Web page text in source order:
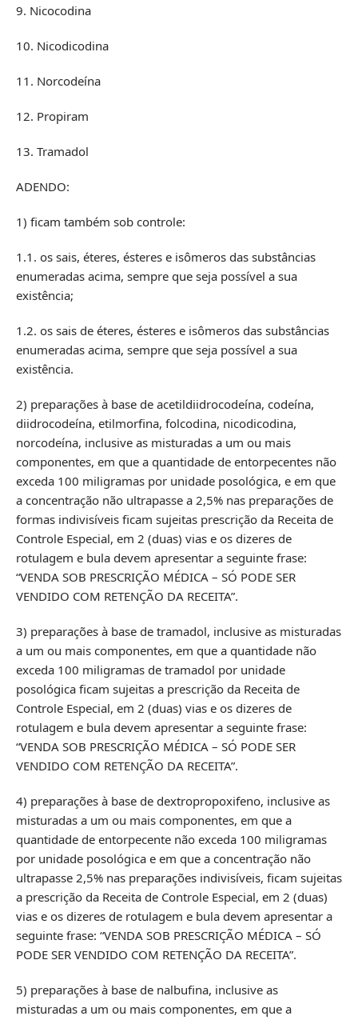
9. Nicocodina
10. Nicodicodina
11. Norcodeína
12. Propiram
13. Tramadol
ADENDO:
1) ficam também sob controle:
1.1. os sais, éteres, ésteres e isômeros das substâncias
enumeradas acima, sempre que seja possível a sua
existência;
1.2. os sais de éteres, ésteres e isômeros das substâncias
enumeradas acima, sempre que seja possível a sua
existência.
2) preparações à base de acetildiidrocodeína, codeína,
diidrocodeína, etilmorfina, folcodina, nicodicodina,
norcodeína, inclusive as misturadas a um ou mais
componentes, em que a quantidade de entorpecentes não
exceda 100 miligramas por unidade posológica, e em que
a concentração não ultrapasse a 2,5% nas preparações de
formas indivisíveis ficam sujeitas prescrição da Receita de
Controle Especial, em 2 (duas) vias e os dizeres de
rotulagem e bula devem apresentar a seguinte frase:
“VENDA SOB PRESCRIÇÃO MÉDICA – SÓ PODE SER
VENDIDO COM RETENÇÃO DA RECEITA”.
3) preparações à base de tramadol, inclusive as misturadas
a um ou mais componentes, em que a quantidade não
exceda 100 miligramas de tramadol por unidade
posológica ficam sujeitas a prescrição da Receita de
Controle Especial, em 2 (duas) vias e os dizeres de
rotulagem e bula devem apresentar a seguinte frase:
“VENDA SOB PRESCRIÇÃO MÉDICA – SÓ PODE SER
VENDIDO COM RETENÇÃO DA RECEITA”.
4) preparações à base de dextropropoxifeno, inclusive as
misturadas a um ou mais componentes, em que a
quantidade de entorpecente não exceda 100 miligramas
por unidade posológica e em que a concentração não
ultrapasse 2,5% nas preparações indivisíveis, ficam sujeitas
a prescrição da Receita de Controle Especial, em 2 (duas)
vias e os dizeres de rotulagem e bula devem apresentar a
seguinte frase: “VENDA SOB PRESCRIÇÃO MÉDICA – SÓ
PODE SER VENDIDO COM RETENÇÃO DA RECEITA”.
5) preparações à base de nalbufina, inclusive as
misturadas a um ou mais componentes, em que a